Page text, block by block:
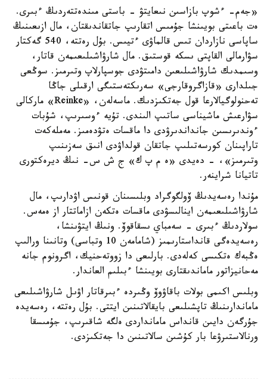
«جەم- ءشوپ بازاسىن نىعايتۋ - باستى مىندەتتەردىڭ ءبىرى.
ەت باعىتى بويىنشا جۇمىس اتقارىپ جاتقاندىقتان، مال ازىعىنىڭ
ساپاسى نازاردان تىس قالماۋى ءتيىس. بۇل رەتتە، 540 گەكتار
سۋارمالى القاپتى ىسكە قوستىق. مال شارۋاشىلىعىمەن قاتار،
وسىمدىك شارۋاشىلىعىن دامىتۋدى جوسپارلاپ وتىرمىز. سوڭعى
جىلدارى «قازاگروقارجى» سەرىكتەستىگى ارقىلى جاڭا
تەحنولوگيالارعا قول جەتكىزدىك. ماسەلەن، «Reinke» ماركالى
سۋارعىش ماشيناسى ساتىپ الىندى. تۇيە ءوسىرىپ، شۇبات
ءوندىرىسىن جانداندىرۋدى دا ماقسات ەتۋدەمىز. مەملەكەت
تاراپىنان كورسەتىلىپ جاتقان قولداۋدى انىق سەزىنىپ
وتىرمىز»، - دەيدى «ە م پ ك» ج ش س- نىڭ ديرەكتورى
تاتيانا شراينەر.
مۇندا رەسەيدىڭ ۆولگوگراد وبلىسىنان قونىس اۋدارىپ، مال
شارۋاشىلىعىمەن اينالىسۋدى ماقسات ەتكەن ازاماتتار از ەمەس.
سولاردىڭ ءبىرى - سەمباي ىسقاقوۆ. ونىڭ ايتۋىنشا،
رەسەيدەگى قانداستارىمىز (شامامەن 10 وتباسى) وتانىنا ورالىپ
ەڭبەك ەتكىسى كەلەدى. بارلىعى دا زووتەحنيك، اگرونوم جانە
مەحانيزاتور ماماندىقتارى بويىنشا ءبىلىم العاندار.
وبلىس اكىمى بولات باقاۋوۆ وڭىردە ءبىرقاتار اۋىل شارۋاشىلىعى
ماماندارىنىڭ تاپشىلىعى بايقالاتىنىن ايتتى. بۇل رەتتە، رەسەيدە
جۇرگەن دايىن قانداس مامانداردى ەلگە شاقىرىپ، جۇمىسقا
ورنالاستىرۋعا بار كۇشىن سالاتىنىن دا جەتكىزدى.